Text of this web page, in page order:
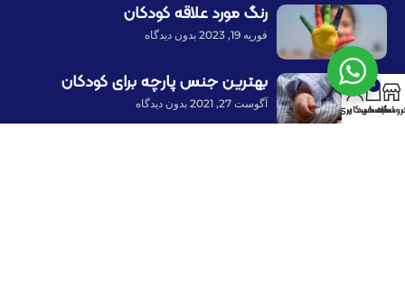
رنگ مورد علاقه کودکان
فوریه 19, 2023 بدون دیدگاه
بهترین جنس پارچه برای کودکان
آگوست 27, 2021 بدون دیدگاه
0
سبد خرید
حساب کاربری من